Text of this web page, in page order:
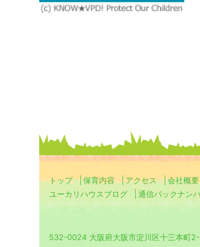
トップ 保育内容 アクセス 会社概要
ユーカリハウスブログ
通信バックナン
532-0024 大阪府大阪市淀川区十三本町